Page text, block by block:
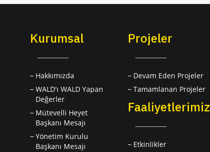
Kurumsal
Hakkımızda
WALD'ı WALD Yapan
Değerler
Mütevelli Heyet
Başkanı Mesajı
Yönetim Kurulu
Başkanı Mesajı
Projeler
Devam Eden Projeler
Tamamlanan Projeler
Faaliyetlerimiz
Etkinlikler